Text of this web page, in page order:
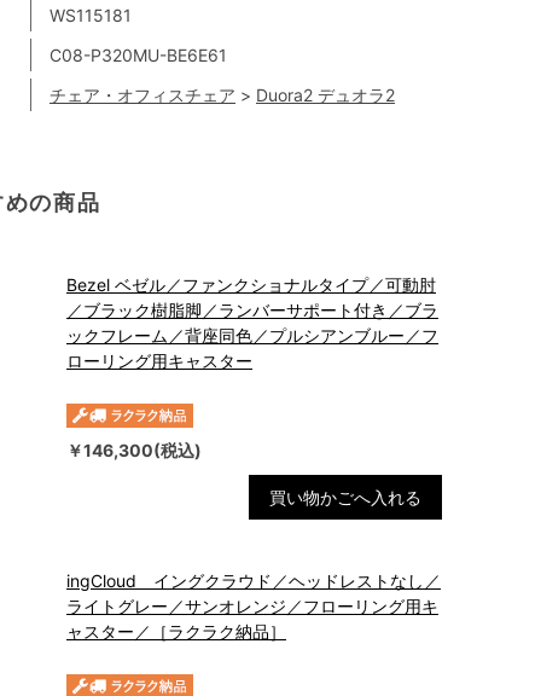
WS115181
C08-P320MU-BE6E61
チェア・オフィスチェア > Duora2 デュオラ2
の商品
Bezel ベゼル／ファンクショナルタイプ／可動肘
／ブラック樹脂脚／ランバーサポート付き／ブラ
ックフレーム／背座同色／プルシアンブルー／フ
ローリング用キャスター
￥146,300(税込)
買い物かごへ入れる
ingCloud イングクラウド／ヘッドレストなし／
ライトグレー／サンオレンジ／フローリング用キ
ャスター／［ラクラク納品］